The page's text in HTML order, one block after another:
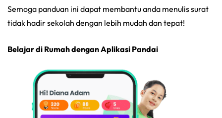
Semoga panduan ini dapat membantu anda menulis surat
tidak hadir sekolah dengan lebih mudah dan tepat!
Belajar di Rumah dengan Aplikasi Pandai